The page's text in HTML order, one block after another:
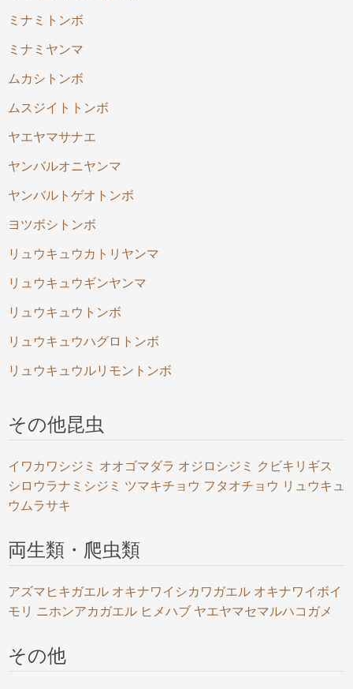
ミナミトンボ
ミナミヤンマ
ムカシトンボ
ムスジイトトンボ
ヤエヤマサナエ
ヤンバルオニヤンマ
ヤンバルトゲオトンボ
ヨツボシトンボ
リュウキュウカトリヤンマ
リュウキュウギンヤンマ
リュウキュウトンボ
リュウキュウハグロトンボ
リュウキュウルリモントンボ
その他昆虫
イワカワシジミ オオゴマダラ オジロシジミ クビキリギス
シロウラナミシジミ ツマキチョウ フタオチョウ リュウキュ
ウムラサキ
両生類・爬虫類
アズマヒキガエル オキナワイシカワガエル オキナワイボイ
モリ ニホンアカガエル ヒメハブ ヤエヤマセマルハコガメ
その他